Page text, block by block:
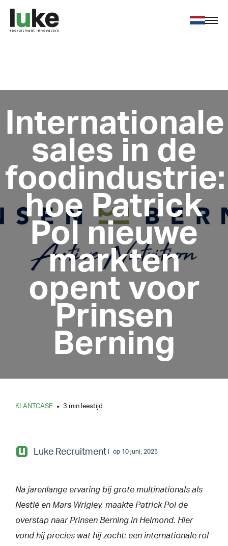
Voor werkgevers
Contact
Vacatures
Internationale
sales in de
foodindustrie:
hoe Patrick
Pol nieuwe
markten
opent voor
Prinsen
Berning
KLANTCASE 3 min leestijd
Luke Recruitment op 10 juni, 2025
Na jarenlange ervaring bij grote multinationals als
Nestlé en Mars Wrigley, maakte Patrick Pol de
overstap naar Prinsen Berning in Helmond. Hier
vond hij precies wat hij zocht: een internationale rol